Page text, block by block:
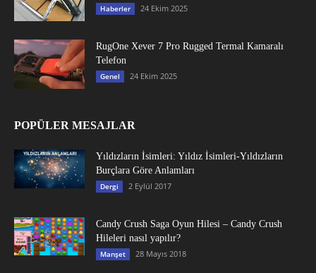
Haberler 24 Ekim 2025
RugOne Xever 7 Pro Rugged Termal Kamaralı
Telefon
Genel 24 Ekim 2025
POPÜLER MESAJLAR
Yıldızların İsimleri: Yıldız İsimleri-Yıldızların
Burçlara Göre Anlamları
Dergi 2 Eylül 2017
Candy Crush Saga Oyun Hilesi – Candy Crush
Hileleri nasıl yapılır?
Manşet 28 Mayıs 2018